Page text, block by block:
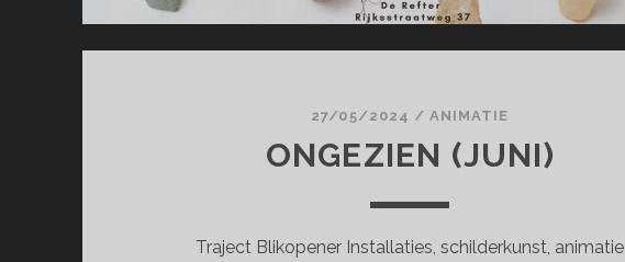
27/05/2024 / ANIMATIE
ONGEZIEN (JUNI)
Traject Blikopener Installaties, schilderkunst, animatie